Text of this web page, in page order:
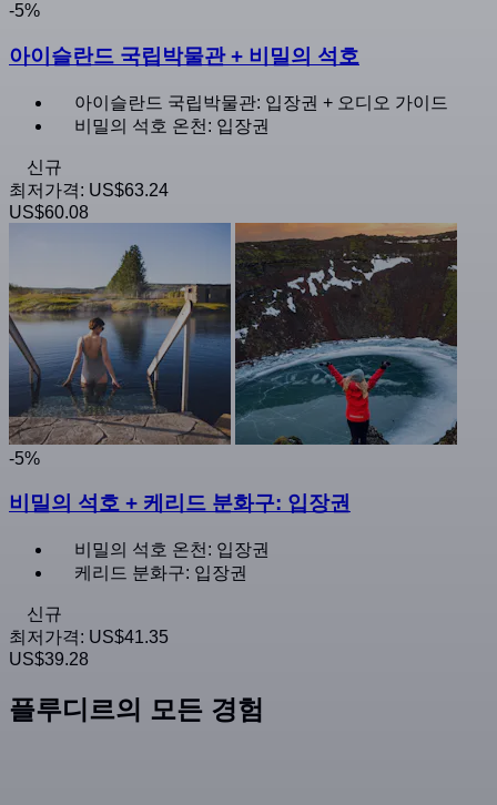
-5%
아이슬란드 국립박물관 + 비밀의 석호
아이슬란드 국립박물관: 입장권 + 오디오 가이드
비밀의 석호 온천: 입장권
신규
최저가격: US$63.24
US$60.08
-5%
비밀의 석호 + 케리드 분화구: 입장권
비밀의 석호 온천: 입장권
케리드 분화구: 입장권
신규
최저가격: US$41.35
US$39.28
플루디르의 모든 경험